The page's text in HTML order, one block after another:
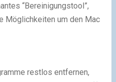
“Bereinigungstool”,
Möglichkeiten um den Mac
restlos entfernen,